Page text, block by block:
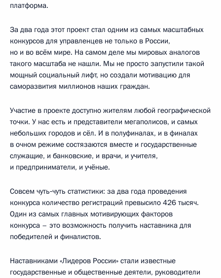
платформа.
За два года этот проект стал одним из самых масштабных
конкурсов для управленцев не только в России,
но и во всём мире. На самом деле мы мировых аналогов
такого масштаба не нашли. Мы не просто запустили такой
мощный социальный лифт, но создали мотивацию для
саморазвития миллионов наших граждан.
Участие в проекте доступно жителям любой географической
точки. У нас есть и представители мегаполисов, и самых
небольших городов и сёл. И в полуфиналах, и в финалах
в очном режиме состязаются вместе и государственные
служащие, и банковские, и врачи, и учителя,
и предприниматели, и учёные.
Совсем чуть‑чуть статистики: за два года проведения
конкурса количество регистраций превысило 426 тысяч.
Один из самых главных мотивирующих факторов
конкурса – это возможность получить наставника для
победителей и финалистов.
Наставниками «Лидеров России» стали известные
государственные и общественные деятели, руководители